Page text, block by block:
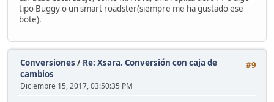
tipo Buggy o un smart roadster(siempre me ha gustado ese
bote).
#9
Conversiones / Re: Xsara. Conversión con caja de
cambios
Diciembre 15, 2017, 03:50:35 PM